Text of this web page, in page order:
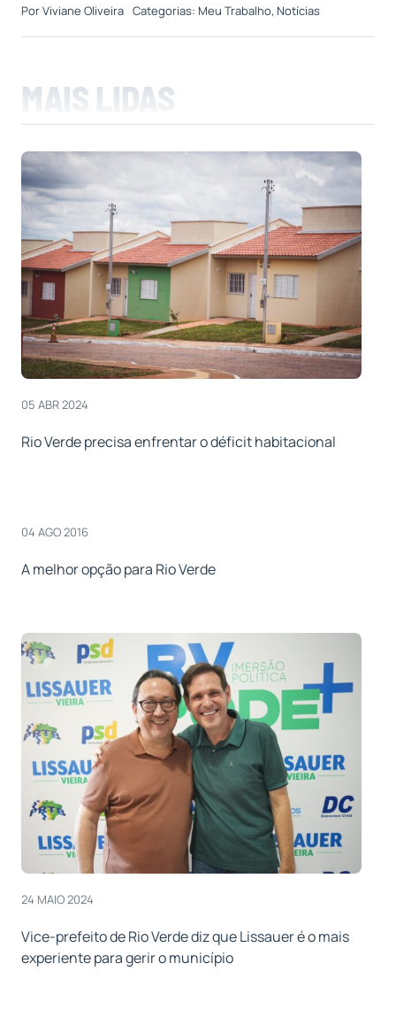
PorViviane Oliveira Categorias: Meu Trabalho, Notícias
MAIS LIDAS
05 ABR 2024
Rio Verde precisa enfrentar o déficit habitacional
04 AGO 2016
A melhor opção para Rio Verde
24 MAIO 2024
Vice-prefeito de Rio Verde diz que Lissauer é o mais
experiente para gerir o município